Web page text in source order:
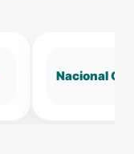
Nacional Gás